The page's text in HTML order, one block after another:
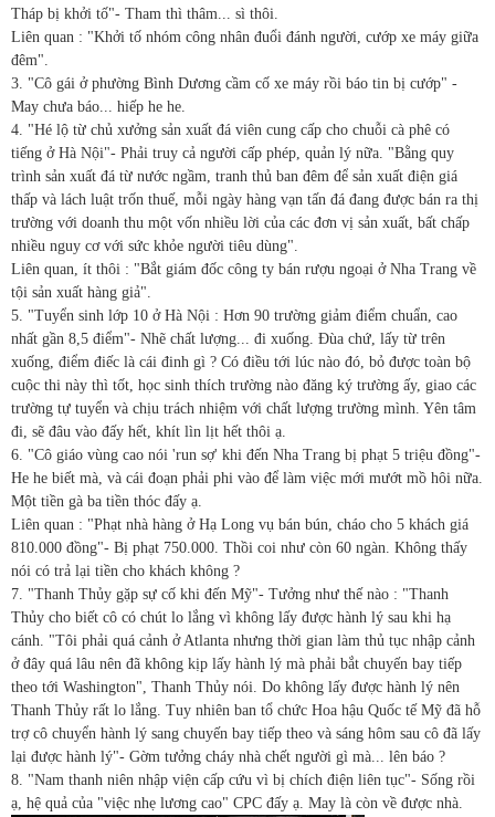
Tháp bị khởi tố"- Tham thì thâm... sì thôi.
Liên quan : "Khởi tố nhóm công nhân đuổi đánh người, cướp xe máy giữa
đêm".
3. "Cô gái ở phường Bình Dương cầm cố xe máy rồi báo tin bị cướp" -
May chưa báo... hiếp he he.
4. "Hé lộ từ chủ xưởng sản xuất đá viên cung cấp cho chuỗi cà phê có
tiếng ở Hà Nội"- Phải truy cả người cấp phép, quản lý nữa. "Bằng quy
trình sản xuất đá từ nước ngầm, tranh thủ ban đêm để sản xuất điện giá
thấp và lách luật trốn thuế, mỗi ngày hàng vạn tấn đá đang được bán ra thị
trường với doanh thu một vốn nhiều lời của các đơn vị sản xuất, bất chấp
nhiều nguy cơ với sức khỏe người tiêu dùng".
Liên quan, ít thôi : "Bắt giám đốc công ty bán rượu ngoại ở Nha Trang về
tội sản xuất hàng giả".
5. "Tuyển sinh lớp 10 ở Hà Nội : Hơn 90 trường giảm điểm chuẩn, cao
nhất gần 8,5 điểm"- Nhẽ chất lượng... đi xuống. Đùa chứ, lấy từ trên
xuống, điểm điếc là cái đinh gì ? Có điều tới lúc nào đó, bỏ được toàn bộ
cuộc thi này thì tốt, học sinh thích trường nào đăng ký trường ấy, giao các
trường tự tuyển và chịu trách nhiệm với chất lượng trường mình. Yên tâm
đi, sẽ đâu vào đấy hết, khít lìn lịt hết thôi ạ.
6. "Cô giáo vùng cao nói 'run sợ' khi đến Nha Trang bị phạt 5 triệu đồng"-
He he biết mà, và cái đoạn phải phi vào để làm việc mới mướt mồ hôi nữa.
Một tiền gà ba tiền thóc đấy ạ.
Liên quan : "Phạt nhà hàng ở Hạ Long vụ bán bún, cháo cho 5 khách giá
810.000 đồng"- Bị phạt 750.000. Thồi coi như còn 60 ngàn. Không thấy
nói có trả lại tiền cho khách không ?
7. "Thanh Thủy gặp sự cố khi đến Mỹ"- Tưởng như thế nào : "Thanh
Thủy cho biết cô có chút lo lắng vì không lấy được hành lý sau khi hạ
cánh. "Tôi phải quá cảnh ở Atlanta nhưng thời gian làm thủ tục nhập cảnh
ở đây quá lâu nên đã không kịp lấy hành lý mà phải bắt chuyến bay tiếp
theo tới Washington", Thanh Thủy nói. Do không lấy được hành lý nên
Thanh Thủy rất lo lắng. Tuy nhiên ban tổ chức Hoa hậu Quốc tế Mỹ đã hỗ
trợ cô chuyển hành lý sang chuyến bay tiếp theo và sáng hôm sau cô đã lấy
lại được hành lý"- Gờm tưởng cháy nhà chết người gì mà... lên báo ?
8. "Nam thanh niên nhập viện cấp cứu vì bị chích điện liên tục"- Sống rồi
ạ, hệ quả của "việc nhẹ lương cao" CPC đấy ạ. May là còn về được nhà.